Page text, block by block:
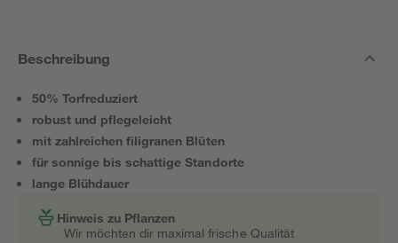
Beschreibung
50% Torfreduziert
robust und pflegeleicht
mit zahlreichen filigranen Blüten
für sonnige bis schattige Standorte
lange Blühdauer
Hinweis zu Pflanzen
Wir möchten dir maximal frische Qualität